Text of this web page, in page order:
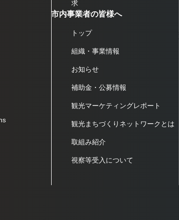
求
市内事業者の皆様へ
トップ
組織・事業情報
お知らせ
補助金・公募情報
観光マーケティングレポート
観光まちづくりネットワークとは
取組み紹介
視察等受入について